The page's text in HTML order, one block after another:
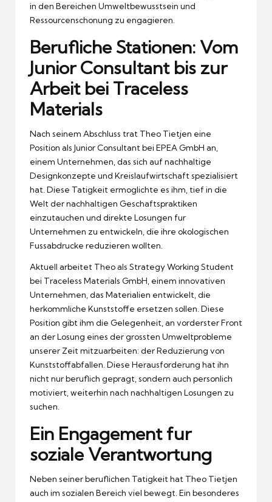
in den Bereichen Umweltbewusstsein und
Ressourcenschonung zu engagieren.
Berufliche Stationen: Vom
Junior Consultant bis zur
Arbeit bei Traceless
Materials
Nach seinem Abschluss trat Theo Tietjen eine
Position als Junior Consultant bei EPEA GmbH an,
einem Unternehmen, das sich auf nachhaltige
Designkonzepte und Kreislaufwirtschaft spezialisiert
hat. Diese Tatigkeit ermoglichte es ihm, tief in die
Welt der nachhaltigen Geschaftspraktiken
einzutauchen und direkte Losungen fur
Unternehmen zu entwickeln, die ihre okologischen
Fussabdrucke reduzieren wollten.
Aktuell arbeitet Theo als Strategy Working Student
bei Traceless Materials GmbH, einem innovativen
Unternehmen, das Materialien entwickelt, die
herkommliche Kunststoffe ersetzen sollen. Diese
Position gibt ihm die Gelegenheit, an vorderster Front
an der Losung eines der grossten Umweltprobleme
unserer Zeit mitzuarbeiten: der Reduzierung von
Kunststoffabfallen. Diese Herausforderung hat ihn
nicht nur beruflich gepragt, sondern auch personlich
motiviert, weiterhin nach nachhaltigen Losungen zu
suchen.
Ein Engagement fur
soziale Verantwortung
Neben seiner beruflichen Tatigkeit hat Theo Tietjen
auch im sozialen Bereich viel bewegt. Ein besonderes